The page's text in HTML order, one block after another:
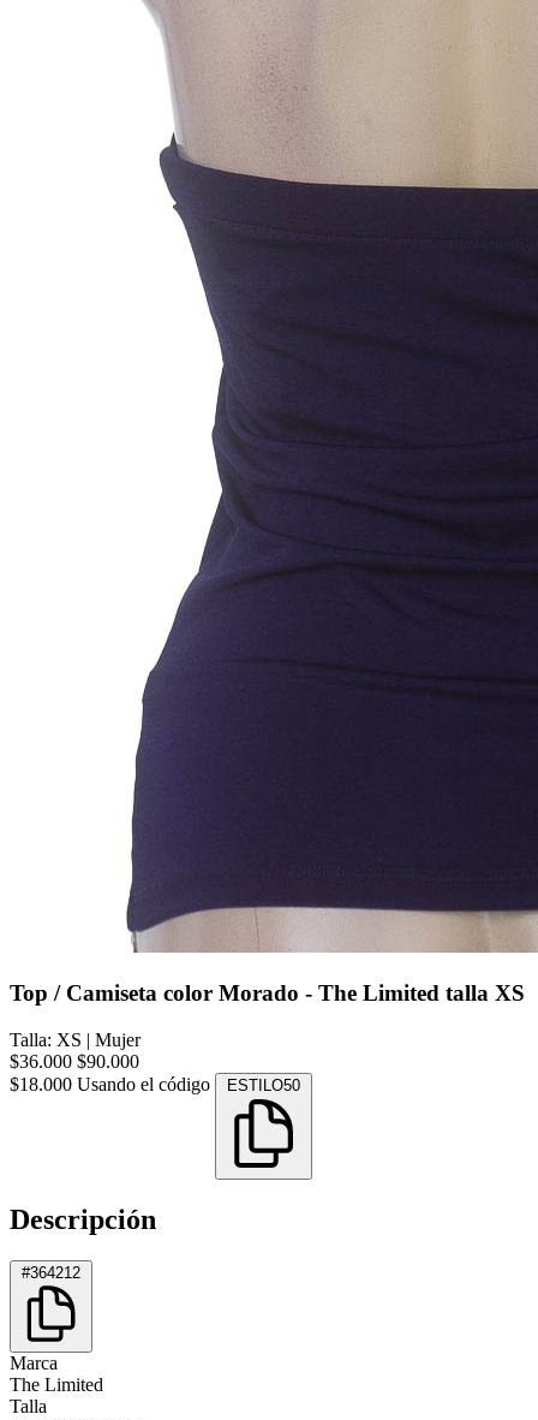
Top / Camiseta color Morado - The Limited talla XS
Talla: XS | Mujer
$36.000 $90.000
$18.000 Usando el código ESTILO50
Descripción
#364212
Marca
The Limited
Talla